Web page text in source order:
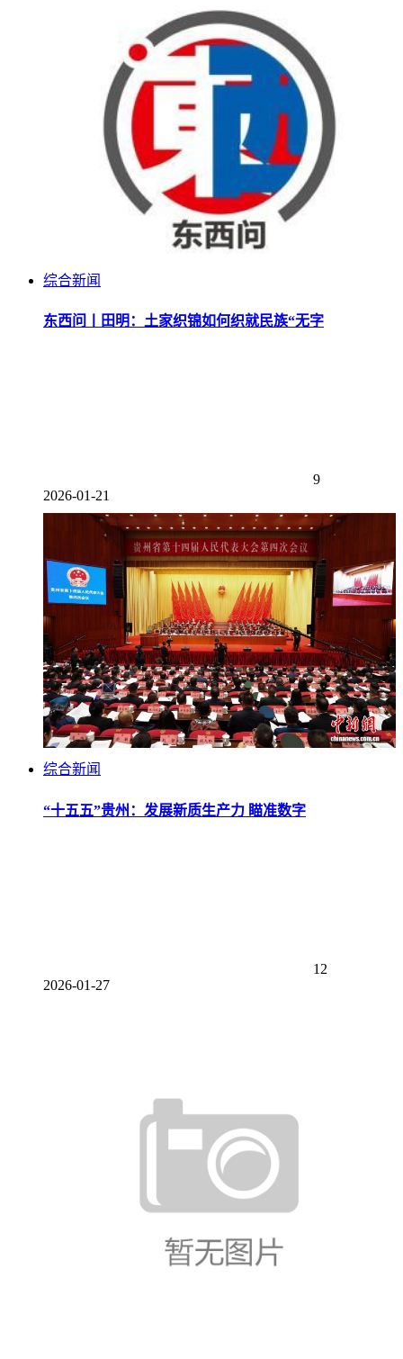
综合新闻
东西问丨田明：土家织锦如何织就民族“无字
9
2026-01-21
综合新闻
“十五五”贵州：发展新质生产力 瞄准数字
12
2026-01-27